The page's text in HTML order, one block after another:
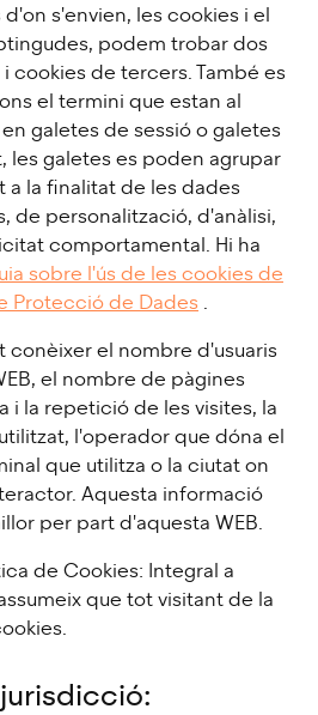
s'envien, les cookies i el
podem trobar dos
cookies de tercers. També es
el termini que estan al
galetes de sessió o galetes
les galetes es poden agrupar
a la finalitat de les dades
de personalització, d'anàlisi,
comportamental. Hi ha
sobre l'ús de les cookies de
Protecció de Dades .
conèixer el nombre d'usuaris
el nombre de pàgines
i la repetició de les visites, la
l'operador que dóna el
que utilitza o la ciutat on
Aquesta informació
per part d'aquesta WEB.
de Cookies: Integral a
que tot visitant de la